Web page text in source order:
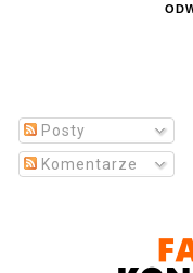
Posty
Komentarze